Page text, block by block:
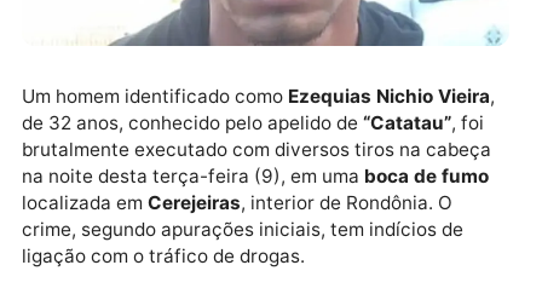
Um homem identificado comoEzequias Nichio
de 32 anos, conhecido pelo apelido de“Catatau”
brutalmente executado com diversos tiros na